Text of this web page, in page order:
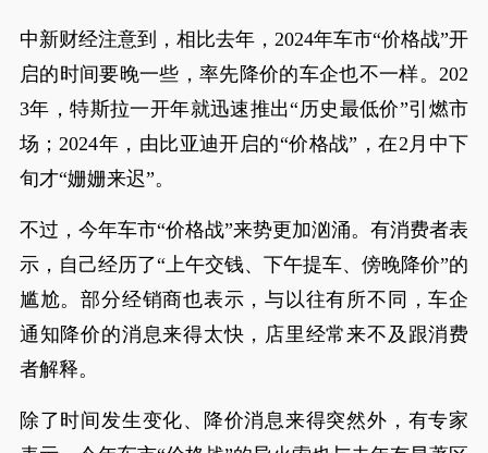
中新财经注意到，相比去年，2024年车市“价格战”开
启的时间要晚一些，率先降价的车企也不一样。202
3年，特斯拉一开年就迅速推出“历史最低价”引燃市
场；2024年，由比亚迪开启的“价格战”，在2月中下
旬才“姗姗来迟”。
不过，今年车市“价格战”来势更加汹涌。有消费者表
示，自己经历了“上午交钱、下午提车、傍晚降价”的
尴尬。部分经销商也表示，与以往有所不同，车企
通知降价的消息来得太快，店里经常来不及跟消费
者解释。
除了时间发生变化、降价消息来得突然外，有专家